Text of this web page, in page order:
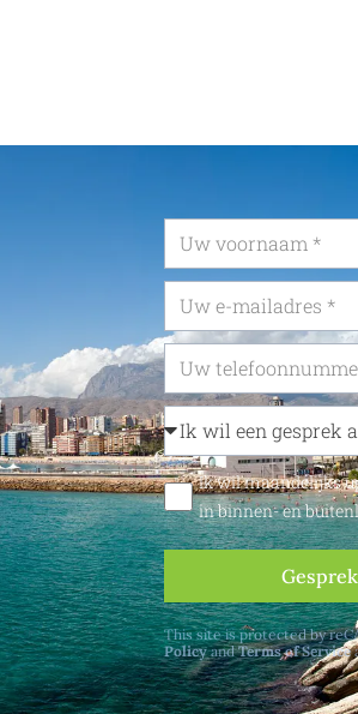
Ik wil maandelijks
in binnen- en
This site is protected by
PolicyandTerms of Service